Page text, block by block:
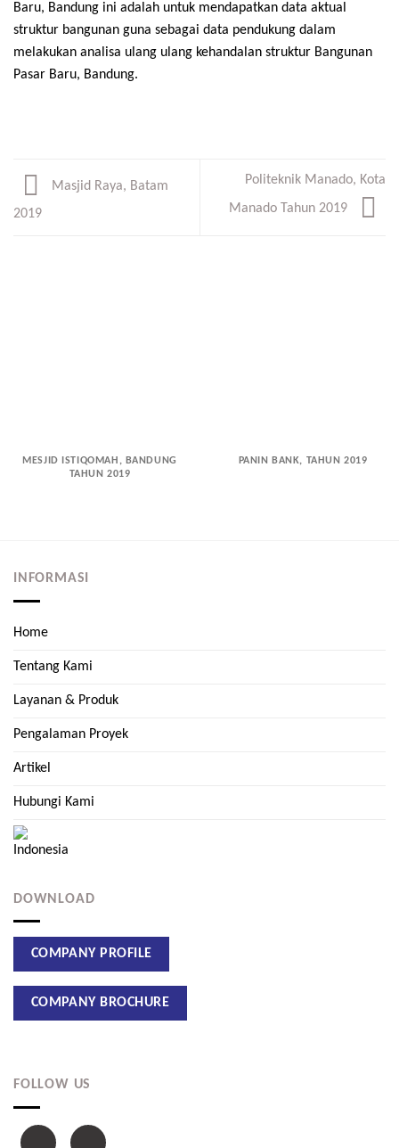
Baru, Bandung ini adalah untuk mendapatkan data aktual
struktur bangunan guna sebagai data pendukung dalam
melakukan analisa ulang ulang kehandalan struktur Bangunan
Pasar Baru, Bandung.
Masjid Raya, Batam
2019
Politeknik Manado, Kota
Manado Tahun 2019
MESJID ISTIQOMAH, BANDUNG
TAHUN 2019
PANIN BANK, TAHUN 2019
INFORMASI
Home
Tentang Kami
Layanan & Produk
Pengalaman Proyek
Artikel
Hubungi Kami
DOWNLOAD
FOLLOW US